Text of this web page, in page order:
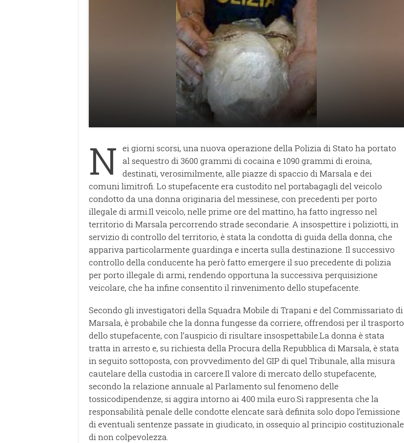
N ei giorni scorsi, una nuova operazione della Polizia di Stato ha portato
al sequestro di 3600 grammi di cocaina e 1090 grammi di eroina,
destinati, verosimilmente, alle piazze di spaccio di Marsala e dei
comuni limitrofi. Lo stupefacente era custodito nel portabagagli del veicolo
condotto da una donna originaria del messinese, con precedenti per porto
illegale di armi.Il veicolo, nelle prime ore del mattino, ha fatto ingresso nel
territorio di Marsala percorrendo strade secondarie. A insospettire i poliziotti, in
servizio di controllo del territorio, è stata la condotta di guida della donna, che
appariva particolarmente guardinga e incerta sulla destinazione. Il successivo
controllo della conducente ha però fatto emergere il suo precedente di polizia
per porto illegale di armi, rendendo opportuna la successiva perquisizione
veicolare, che ha infine consentito il rinvenimento dello stupefacente.
Secondo gli investigatori della Squadra Mobile di Trapani e del Commissariato di
Marsala, è probabile che la donna fungesse da corriere, offrendosi per il trasporto
dello stupefacente, con l’auspicio di risultare insospettabile.La donna è stata
tratta in arresto e, su richiesta della Procura della Repubblica di Marsala, è stata
in seguito sottoposta, con provvedimento del GIP di quel Tribunale, alla misura
cautelare della custodia in carcere.Il valore di mercato dello stupefacente,
secondo la relazione annuale al Parlamento sul fenomeno delle
tossicodipendenze, si aggira intorno ai 400 mila euro.Si rappresenta che la
responsabilità penale delle condotte elencate sarà definita solo dopo l’emissione
di eventuali sentenze passate in giudicato, in ossequio al principio costituzionale
di non colpevolezza.